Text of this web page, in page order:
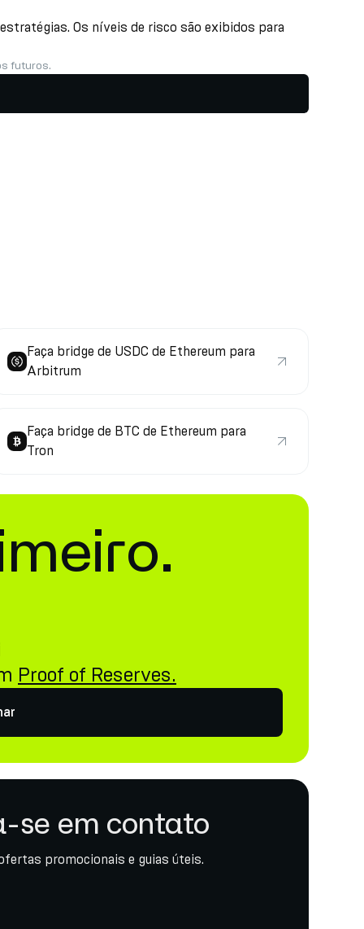
Os níveis de risco são exibidos para
futuros.
Faça bridge de USDC de Ethereum para
Arbitrum
Faça bridge de BTC de Ethereum para
Tron
Proof of Reserves.
se em contato
promocionais e guias úteis.